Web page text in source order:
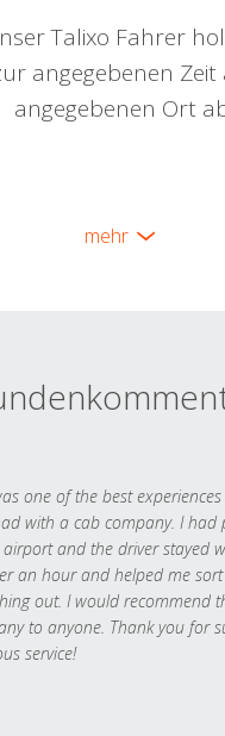
Talixo Fahrer
angegebenen Zeit
angegebenen Ort
mehr
one of the best
with a cab company. I had
and the driver stayed
an hour and helped me sort
out. I would recommend
to anyone. Thank you for
service!